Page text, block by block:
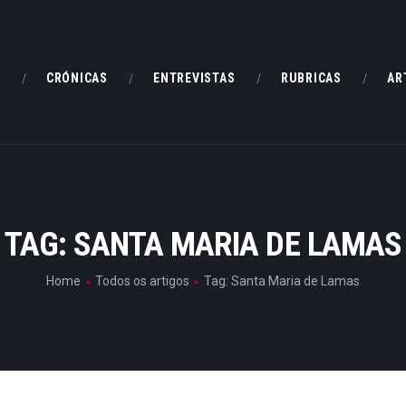
CRÓNICAS ENTREVISTAS RUBRICAS
TAG: SANTA MARIA DE LAMAS
Home Todos os artigos Tag: Santa Maria de Lamas
CRÓNICAS
ARTIGOS